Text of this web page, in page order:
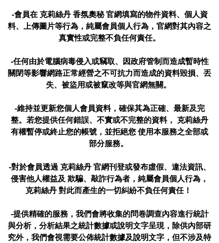
-會員在 克莉絲丹 香氛奧秘 官網填寫的物件資料、個人資
料、上傳圖片等行為，純屬會員個人行為，官網對其內容之
真實性或完整不負任何責任。
-任何由於電腦病毒侵入或竊取、因政府管制而造成暫時性
關閉等影響網路正常經營之不可抗力而造成的資料毀損、丟
失、被盜用或被竄改等與官網無關。
-維持並更新您個人會員資料，確保其為正確、最新及完
整。若您提供任何錯誤、不實或不完整的資料， 克莉絲丹
有權暫停或終止您的帳號，並拒絕您 使用本服務之全部或
部分服務。
-對於會員透過 克莉絲丹 官網刊登或發布虛假、違法資訊、
侵害他人權益及 欺騙、敲詐行為者，純屬會員個人行為，
克莉絲丹 對此而產生的一切糾紛不負任何責任！
-提供精確的服務，我們會將收集的問卷調查內容進行統計
與分析，分析結果之統計數據或說明文字呈現，除供內部研
究外，我們會視需要公佈統計數據及說明文字，但不涉及特